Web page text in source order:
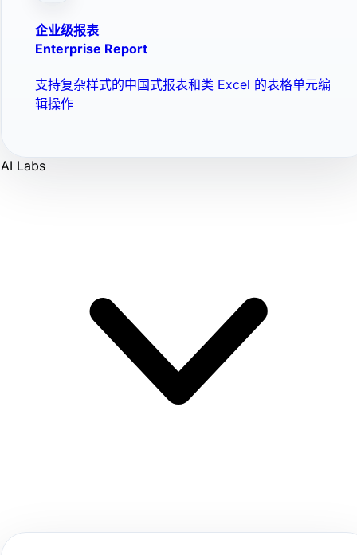
企业级报表
Enterprise Report
支持复杂样式的中国式报表和类 Excel 的表格单元编
辑操作
AI Labs